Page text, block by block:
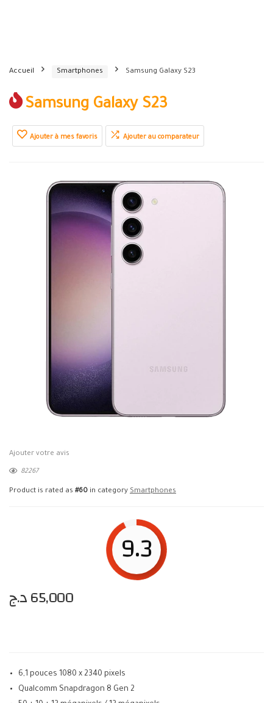
Accueil Smartphones Samsung Galaxy S23
Samsung Galaxy S23
Ajouter à mes favoris Ajouter au comparateur
Ajouter votre avis
82267
Product is rated as #60 in category Smartphones
9.3
65,000د.ج
6,1 pouces 1080 x 2340 pixels
Qualcomm Snapdragon 8 Gen 2